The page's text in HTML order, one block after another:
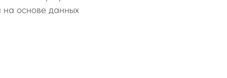
на основе данных